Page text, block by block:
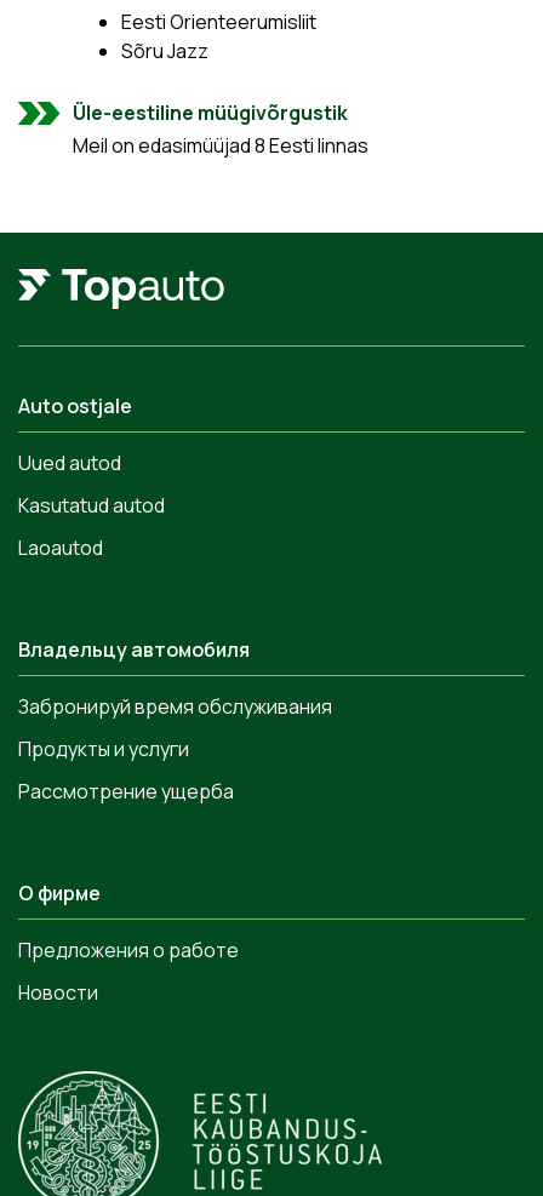
Eesti Orienteerumisliit
Sõru Jazz
Üle-eestiline müügivõrgustik
Meil on edasimüüjad 8 Eesti linnas
Auto ostjale
Uued autod
Kasutatud autod
Laoautod
Владельцу автомобиля
Забронируй время обслуживания
Продукты и услуги
Рассмотрение ущерба
О фирме
Предложения о работе
Новости